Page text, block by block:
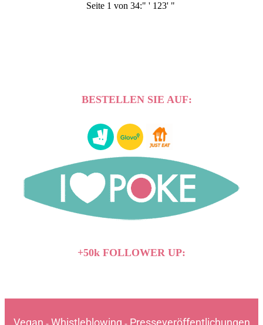
Seite 1 von 34:" ' 1 23' "
BESTELLEN SIE AUF:
+50k FOLLOWER UP:
Vegan Whistleblowing Presseveröffentlichungen